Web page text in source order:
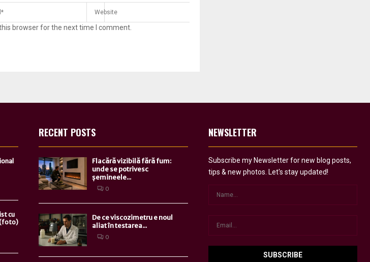
browser for the next time I comment.
cu
(foto)
RECENT POSTS
Flacără vizibilă fără fum:
unde se potrivesc
șemineele...
0
De ce viscozimetru e noul
aliat în testarea...
0
NEWSLETTER
Subscribe my Newsletter for new blog posts,
tips & new photos. Let's stay updated!